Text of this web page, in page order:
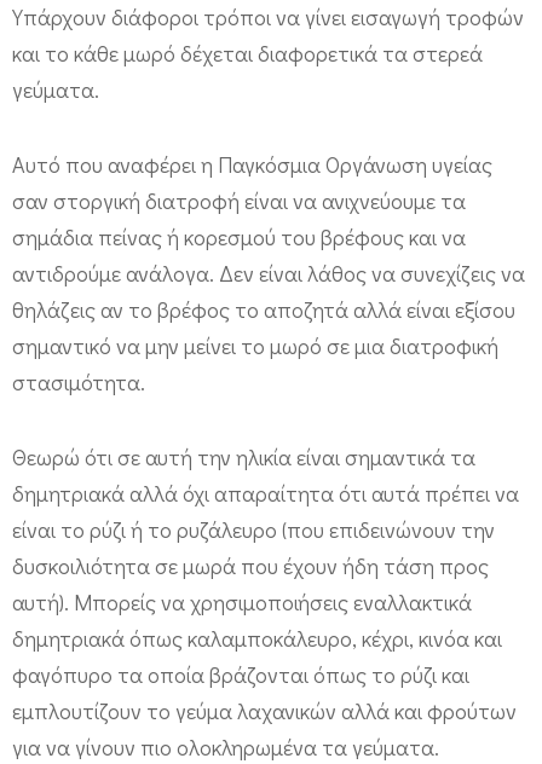
Υπάρχουν διάφοροι τρόποι να γίνει εισαγωγή τροφών
και το κάθε μωρό δέχεται διαφορετικά τα στερεά
γεύματα.
Αυτό που αναφέρει η Παγκόσμια Οργάνωση υγείας
σαν στοργική διατροφή είναι να ανιχνεύουμε τα
σημάδια πείνας ή κορεσμού του βρέφους και να
αντιδρούμε ανάλογα. Δεν είναι λάθος να συνεχίζεις να
θηλάζεις αν το βρέφος το αποζητά αλλά είναι εξίσου
σημαντικό να μην μείνει το μωρό σε μια διατροφική
στασιμότητα.
Θεωρώ ότι σε αυτή την ηλικία είναι σημαντικά τα
δημητριακά αλλά όχι απαραίτητα ότι αυτά πρέπει να
είναι το ρύζι ή το ρυζάλευρο (που επιδεινώνουν την
δυσκοιλιότητα σε μωρά που έχουν ήδη τάση προς
αυτή). Μπορείς να χρησιμοποιήσεις εναλλακτικά
δημητριακά όπως καλαμποκάλευρο, κέχρι, κινόα και
φαγόπυρο τα οποία βράζονται όπως το ρύζι και
εμπλουτίζουν το γεύμα λαχανικών αλλά και φρούτων
για να γίνουν πιο ολοκληρωμένα τα γεύματα.